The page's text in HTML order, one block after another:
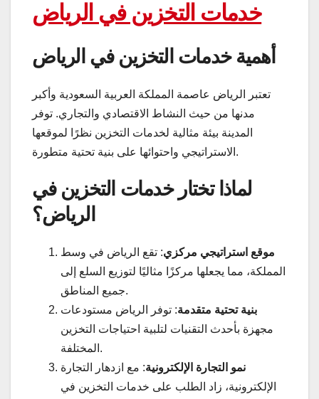
خدمات التخزين في الرياض
أهمية خدمات التخزين في الرياض
تعتبر الرياض عاصمة المملكة العربية السعودية وأكبر
مدنها من حيث النشاط الاقتصادي والتجاري. توفر
المدينة بيئة مثالية لخدمات التخزين نظرًا لموقعها
الاستراتيجي واحتوائها على بنية تحتية متطورة.
لماذا تختار خدمات التخزين في
الرياض؟
موقع استراتيجي مركزي: تقع الرياض في وسط
المملكة، مما يجعلها مركزًا مثاليًا لتوزيع السلع إلى
جميع المناطق.
بنية تحتية متقدمة: توفر الرياض مستودعات
مجهزة بأحدث التقنيات لتلبية احتياجات التخزين
المختلفة.
نمو التجارة الإلكترونية: مع ازدهار التجارة
الإلكترونية، زاد الطلب على خدمات التخزين في